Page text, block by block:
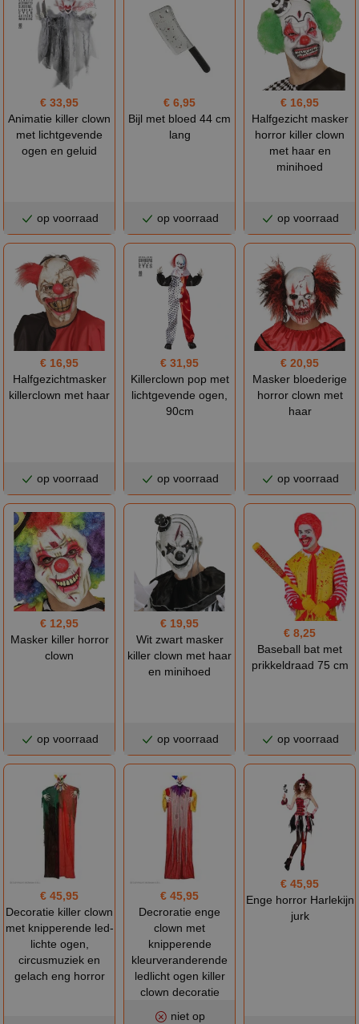
€ 33,95
Animatie killer clown
met lichtgevende
ogen en geluid
op voorraad
€ 6,95
Bijl met bloed 44 cm
lang
op voorraad
€ 16,95
Halfgezicht masker
horror killer clown
met haar en
minihoed
op voorraad
€ 16,95
Halfgezichtmasker
killerclown met haar
op voorraad
€ 31,95
Killerclown pop met
lichtgevende ogen,
90cm
op voorraad
€ 20,95
Masker bloederige
horror clown met
haar
op voorraad
€ 12,95
Masker killer horror
clown
op voorraad
€ 19,95
Wit zwart masker
killer clown met haar
en minihoed
op voorraad
€ 8,25
Baseball bat met
prikkeldraad 75 cm
op voorraad
€ 45,95
Decoratie killer clown
met knipperende led-
lichte ogen,
circusmuziek en
gelach eng horror
€ 45,95
Decroratie enge
clown met
knipperende
kleurveranderende
ledlicht ogen killer
clown decoratie
niet op
€ 45,95
Enge horror Harlekijn
jurk